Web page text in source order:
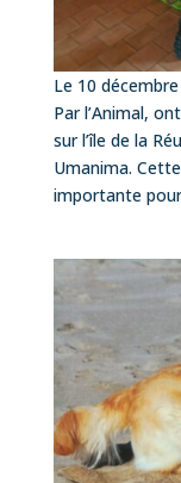
Le 10
Par l’Animal,
sur l’île de la
Umanima.
importante